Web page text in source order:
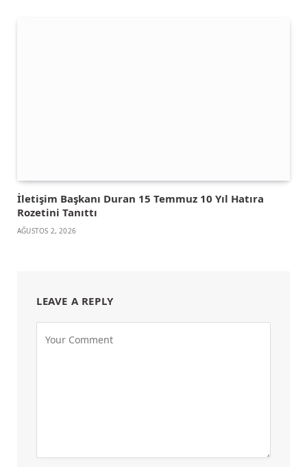
İletişim Başkanı Duran 15 Temmuz 10 Yıl Hatıra
Rozetini Tanıttı
AĞUSTOS 2, 2026
LEAVE A REPLY